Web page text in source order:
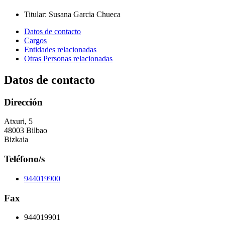
Titular: Susana Garcia Chueca
Datos de contacto
Cargos
Entidades relacionadas
Otras Personas relacionadas
Datos de contacto
Dirección
Atxuri, 5
48003 Bilbao
Bizkaia
Teléfono/s
944019900
Fax
944019901